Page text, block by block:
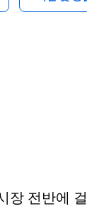
장 전반에